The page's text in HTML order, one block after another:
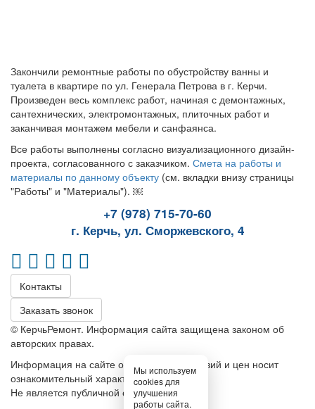
Закончили ремонтные работы по обустройству ванны и
туалета в квартире по ул. Генерала Петрова в г. Керчи.
Произведен весь комплекс работ, начиная с демонтажных,
сантехнических, электромонтажных, плиточных работ и
заканчивая монтажем мебели и санфаянса.
Все работы выполнены согласно визуализационного дизайн-
проекта, согласованного с заказчиком. Смета на работы и
материалы по данному объекту (см. вкладки внизу страницы
"Работы" и "Материалы"). ￼
+7 (978) 715-70-60
г. Керчь, ул. Сморжевского, 4
Контакты
Заказать звонок
© КерчьРемонт. Информация сайта защищена законом об
авторских правах.
Информация на сайте относительно условий и цен носит
ознакомительный характер.
Не является публичной офертой
Мы используем
cookies для
улучшения
работы сайта.